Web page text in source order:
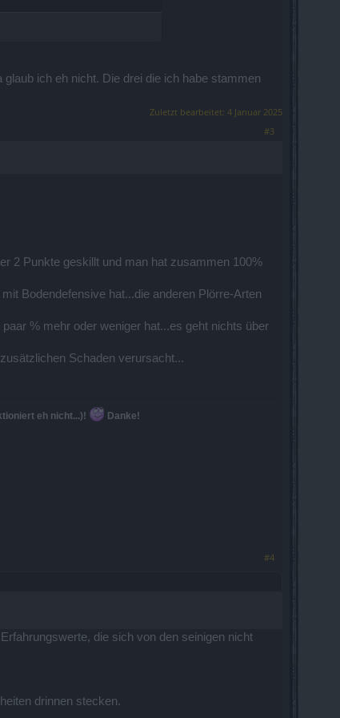
ich eh nicht. Die drei die ich habe stammen
Zuletzt bearbeitet: 4 Januar 2025
#3
2 Punkte geskillt und man hat zusammen 100%
Bodendefensive hat...die anderen Plörre-Arten
% mehr oder weniger hat...es geht nichts über
Schaden verursacht...
eh nicht...)! Danke!
#4
die sich von den seinigen nicht
drinnen stecken.